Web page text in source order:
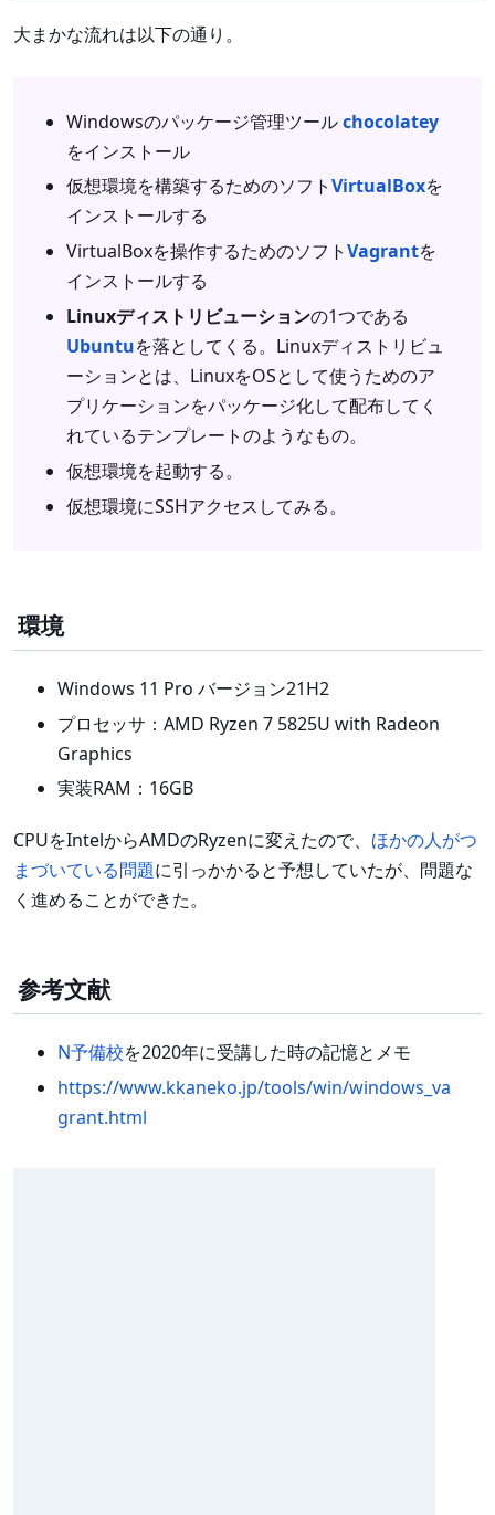
大まかな流れは以下の通り。
Windowsのパッケージ管理ツールchocolatey
をインストール
仮想環境を構築するためのソフトVirtualBoxを
インストールする
VirtualBoxを操作するためのソフトVagrantを
インストールする
Linuxディストリビューションの1つである
Ubuntuを落としてくる。Linuxディストリビュ
ーションとは、LinuxをOSとして使うためのア
プリケーションをパッケージ化して配布してく
れているテンプレートのようなもの。
仮想環境を起動する。
仮想環境にSSHアクセスしてみる。
環境
Windows 11 Pro バージョン21H2
プロセッサ：AMD Ryzen 7 5825U with Radeon
Graphics
実装RAM：16GB
CPUをIntelからAMDのRyzenに変えたので、 ほかの人がつ
まづいている問題に引っかかると予想していたが、問題な
く進めることができた。
参考文献
N予備校を2020年に受講した時の記憶とメモ
https://www.kkaneko.jp/tools/win/windows_va
grant.html